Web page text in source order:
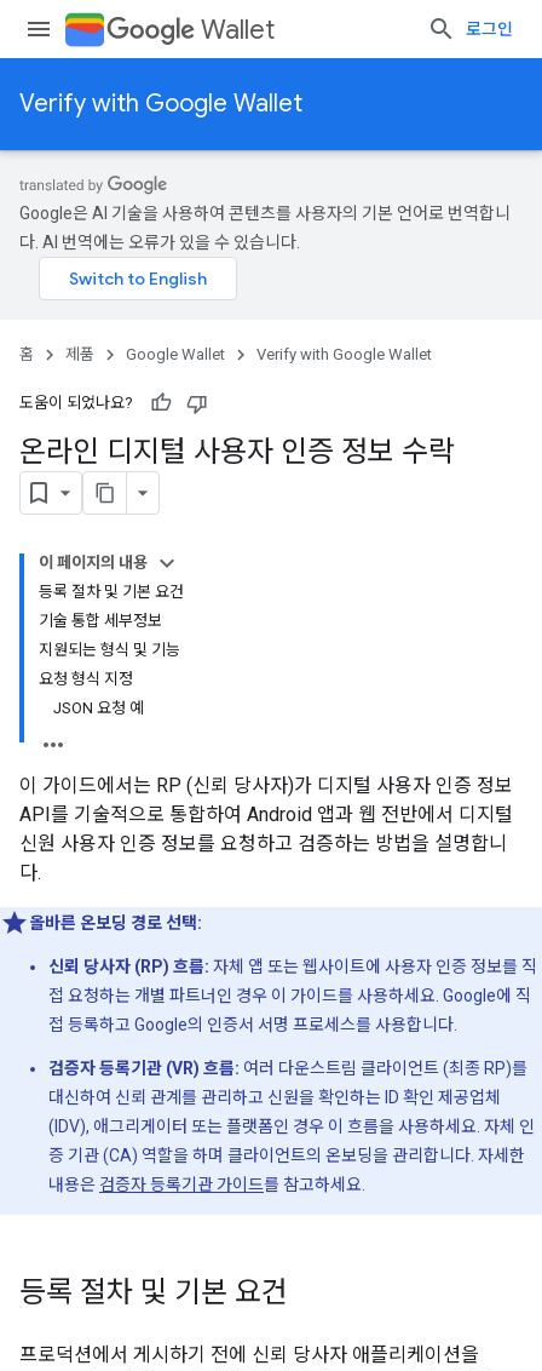
Wallet 로그인
Verify with Google Wallet
Google은 AI 기술을 사용하여 콘텐츠를 사용자의 기본 언어로 번역합니
다. AI 번역에는 오류가 있을 수 있습니다.
홈 제품 Google Wallet Verify with Google Wallet
도움이 되었나요?
온라인 디지털 사용자 인증 정보 수락
이 페이지의 내용
등록 절차 및 기본 요건
기술 통합 세부정보
지원되는 형식 및 기능
요청 형식 지정
JSON 요청 예
이 가이드에서는 RP (신뢰 당사자)가 디지털 사용자 인증 정보
API를 기술적으로 통합하여 Android 앱과 웹 전반에서 디지털
신원 사용자 인증 정보를 요청하고 검증하는 방법을 설명합니
다.
올바른 온보딩 경로 선택:
신뢰 당사자 (RP) 흐름: 자체 앱 또는 웹사이트에 사용자 인증 정보를 직
접 요청하는 개별 파트너인 경우 이 가이드를 사용하세요. Google에 직
접 등록하고 Google의 인증서 서명 프로세스를 사용합니다.
검증자 등록기관 (VR) 흐름: 여러 다운스트림 클라이언트 (최종 RP)를
대신하여 신뢰 관계를 관리하고 신원을 확인하는 ID 확인 제공업체
(IDV), 애그리게이터 또는 플랫폼인 경우 이 흐름을 사용하세요. 자체 인
증 기관 (CA) 역할을 하며 클라이언트의 온보딩을 관리합니다. 자세한
내용은 검증자 등록기관 가이드를 참고하세요.
등록 절차 및 기본 요건
프로덕션에서 게시하기 전에 신뢰 당사자 애플리케이션을